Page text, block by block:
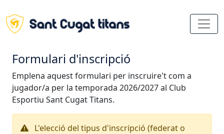
Formulari d'inscripció
Emplena aquest formulari per inscruire't com a
jugador/a per la temporada 2026/2027 al Club
Esportiu Sant Cugat Titans.
L'elecció del tipus d'inscripció (federat o